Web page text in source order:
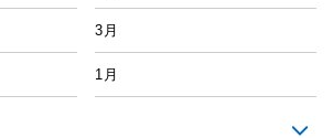
3月
1月